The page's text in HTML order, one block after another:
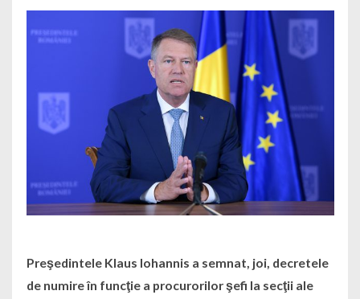
Preşedintele Klaus Iohannis a semnat, joi, decretele
de numire în funcţie a procurorilor şefi la secţii ale